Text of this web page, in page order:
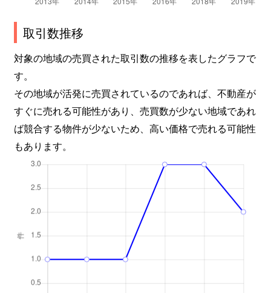
取引数推移
対象の地域の売買された取引数の推移を表したグラフで
す。
その地域が活発に売買されているのであれば、不動産が
すぐに売れる可能性があり、売買数が少ない地域であれ
ば競合する物件が少ないため、高い価格で売れる可能性
もあります。